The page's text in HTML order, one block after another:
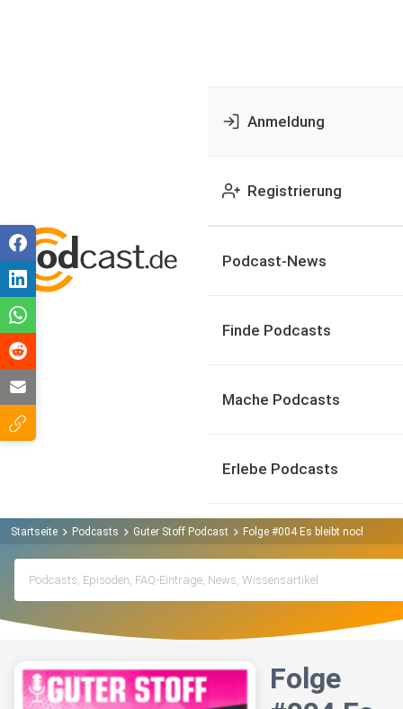
Anmeldung
Registrierung
Podcast-News
Finde Podcasts
Mache Podcasts
Erlebe Podcasts
Startseite Podcasts Guter Stoff Podcast Folge #004 Es bleibt noch mal
Folge